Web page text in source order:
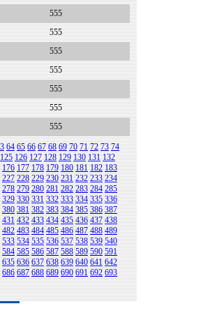
555
555
555
555
555
555
555
64 65 66 67 68 69 70 71 72 73 74
125 126 127 128 129 130 131 132
176 177 178 179 180 181 182 183
227 228 229 230 231 232 233 234
278 279 280 281 282 283 284 285
329 330 331 332 333 334 335 336
380 381 382 383 384 385 386 387
431 432 433 434 435 436 437 438
482 483 484 485 486 487 488 489
533 534 535 536 537 538 539 540
584 585 586 587 588 589 590 591
635 636 637 638 639 640 641 642
686 687 688 689 690 691 692 693